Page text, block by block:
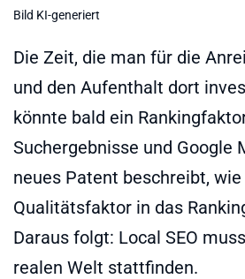
Bild KI-generiert
Die Zeit, die man für die
und den Aufenthalt dort
könnte bald ein
Suchergebnisse und Google
neues Patent beschreibt,
Qualitätsfaktor in das
Daraus folgt: Local SEO
realen Welt stattfinden.